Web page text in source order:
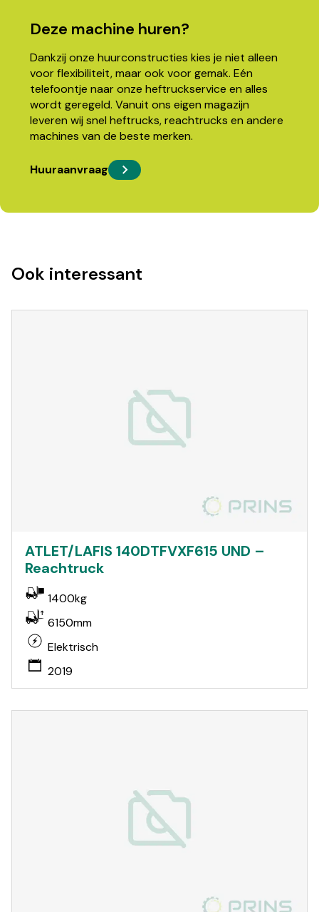
Deze machine huren?
Dankzij onze huurconstructies kies je niet alleen
voor flexibiliteit, maar ook voor gemak. Eén
telefoontje naar onze heftruckservice en alles
wordt geregeld. Vanuit ons eigen magazijn
leveren wij snel heftrucks, reachtrucks en andere
machines van de beste merken.
Huuraanvraag
Ook interessant
ATLET/LAFIS 140DTFVXF615 UND –
Reachtruck
1400kg
6150mm
Elektrisch
2019